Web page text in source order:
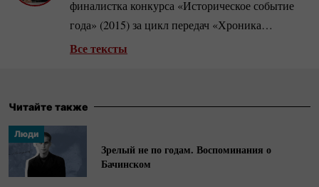
финалистка конкурса «Историческое событие
года» (2015) за цикл передач «Хроника
рождения "Солидарности"».
Стипендиатка литературной резиденции
фестиваля в Польше. Любительница
ведет
Все тексты
Читайте также
Люди
Зрелый не по годам. Воспоминания о
Бачинском